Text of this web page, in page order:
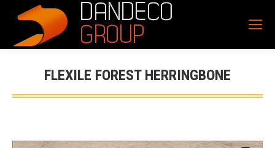
FLEXILE FOREST HERRINGBONE